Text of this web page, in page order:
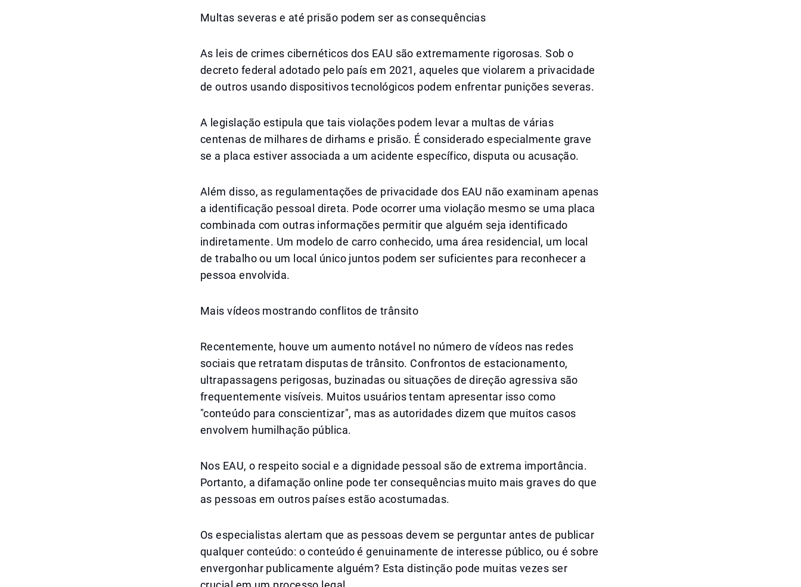
Multas severas e até prisão podem ser as consequências
As leis de crimes cibernéticos dos EAU são extremamente rigorosas. Sob o
decreto federal adotado pelo país em 2021, aqueles que violarem a privacidade
de outros usando dispositivos tecnológicos podem enfrentar punições severas.
A legislação estipula que tais violações podem levar a multas de várias
centenas de milhares de dirhams e prisão. É considerado especialmente grave
se a placa estiver associada a um acidente específico, disputa ou acusação.
Além disso, as regulamentações de privacidade dos EAU não examinam apenas
a identificação pessoal direta. Pode ocorrer uma violação mesmo se uma placa
combinada com outras informações permitir que alguém seja identificado
indiretamente. Um modelo de carro conhecido, uma área residencial, um local
de trabalho ou um local único juntos podem ser suficientes para reconhecer a
pessoa envolvida.
Mais vídeos mostrando conflitos de trânsito
Recentemente, houve um aumento notável no número de vídeos nas redes
sociais que retratam disputas de trânsito. Confrontos de estacionamento,
ultrapassagens perigosas, buzinadas ou situações de direção agressiva são
frequentemente visíveis. Muitos usuários tentam apresentar isso como
"conteúdo para conscientizar", mas as autoridades dizem que muitos casos
envolvem humilhação pública.
Nos EAU, o respeito social e a dignidade pessoal são de extrema importância.
Portanto, a difamação online pode ter consequências muito mais graves do que
as pessoas em outros países estão acostumadas.
Os especialistas alertam que as pessoas devem se perguntar antes de publicar
qualquer conteúdo: o conteúdo é genuinamente de interesse público, ou é sobre
envergonhar publicamente alguém? Esta distinção pode muitas vezes ser